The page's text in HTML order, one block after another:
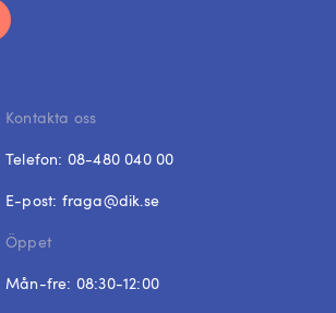
Kontakta oss
Telefon: 08-480 040 00
E-post: fraga@dik.se
Öppet
Mån-fre: 08:30-12:00